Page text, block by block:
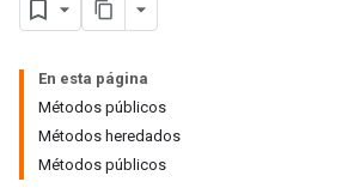
En esta página
Métodos públicos
Métodos heredados
Métodos públicos